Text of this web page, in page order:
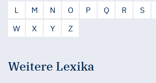
L
M N O P Q R S
W
X Y Z
Weitere Lexika